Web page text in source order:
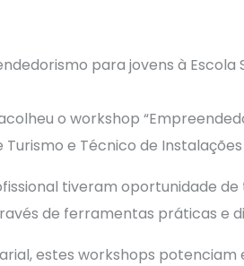
o workshop
e Técnico de
tiveram oportunidade
de ferramentas práticas e
estes workshops